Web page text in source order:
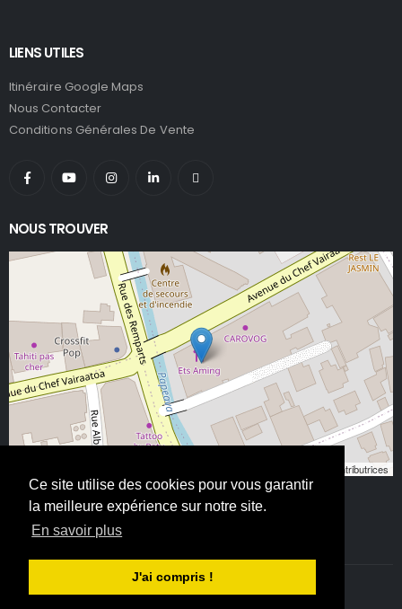
Ce site utilise des cookies pour vous garantir
la meilleure expérience sur notre site.
En savoir plus
J'ai compris !
LIENS UTILES
Itinéraire Google Maps
Nous Contacter
Conditions Générales De Vente
NOUS TROUVER
contributeurs/contributrices
©ETS AMING 2025. Tous droits réservés - All Rights Reserved.